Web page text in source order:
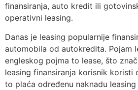
finansiranja, auto kredit ili
operativni leasing.
Danas je leasing popularnije
automobila od autokredita. Pojam
engleskog pojma to lease, što
leasing finansiranja korisnik koristi
to plaća određenu naknadu